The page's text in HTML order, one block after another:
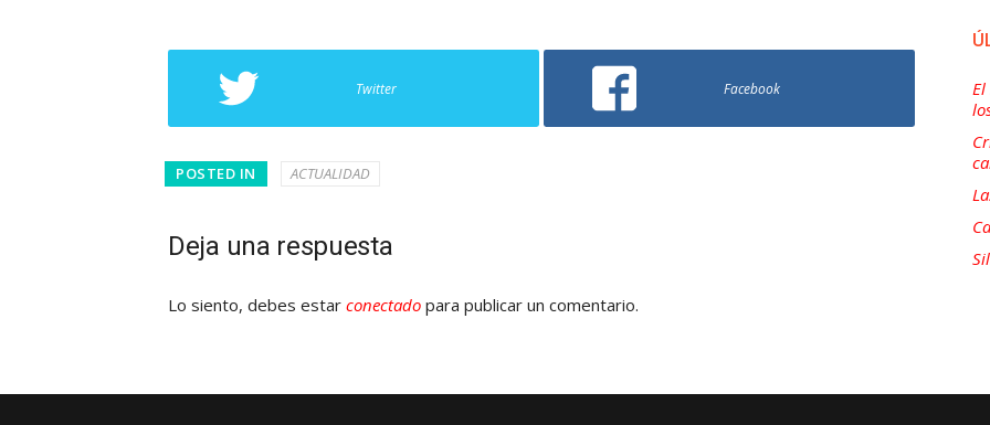
Twitter Facebook
POSTED IN ACTUALIDAD
Deja una respuesta
Lo siento, debes estar conectado para publicar un comentario.